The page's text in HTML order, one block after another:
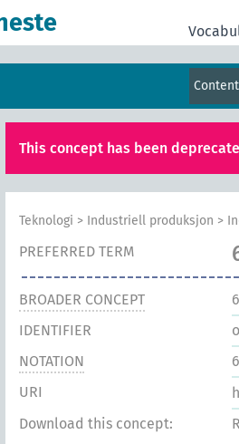
This concept has been
Teknologi > Industriell produksjon >
PREFERRED TERM
BROADER CONCEPT
IDENTIFIER
NOTATION
URI
Download this concept: